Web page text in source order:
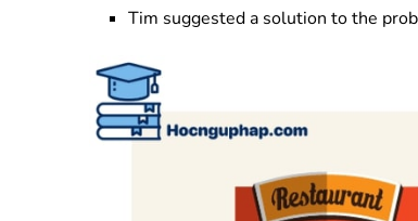
Tim suggested a solution to the